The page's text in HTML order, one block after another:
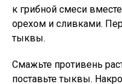
к грибной смеси
орехом и сливками.
тыквы.
Смажьте противень
поставьте тыквы.